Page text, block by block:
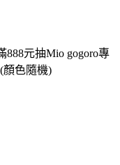
888元抽Mio gogoro專
顏色隨機)